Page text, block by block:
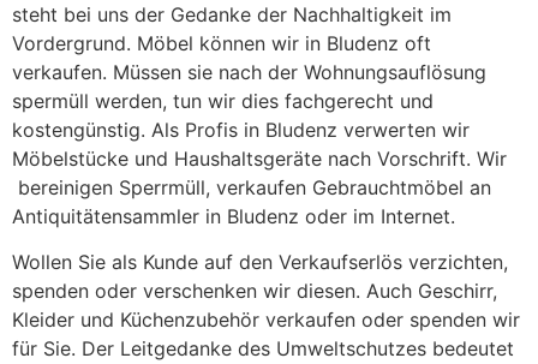
steht bei uns der Gedanke der Nachhaltigkeit im
Vordergrund. Möbel können wir in Bludenz oft
verkaufen. Müssen sie nach der Wohnungsauflösung
spermüll werden, tun wir dies fachgerecht und
kostengünstig. Als Profis in Bludenz verwerten wir
Möbelstücke und Haushaltsgeräte nach Vorschrift. Wir
bereinigen Sperrmüll, verkaufen Gebrauchtmöbel an
Antiquitätensammler in Bludenz oder im Internet.
Wollen Sie als Kunde auf den Verkaufserlös verzichten,
spenden oder verschenken wir diesen. Auch Geschirr,
Kleider und Küchenzubehör verkaufen oder spenden wir
für Sie. Der Leitgedanke des Umweltschutzes bedeutet